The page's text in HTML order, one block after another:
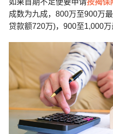
如果首期不足便要申请按揭保
成数为九成，800万至900万
贷款额720万)，900至1,000万